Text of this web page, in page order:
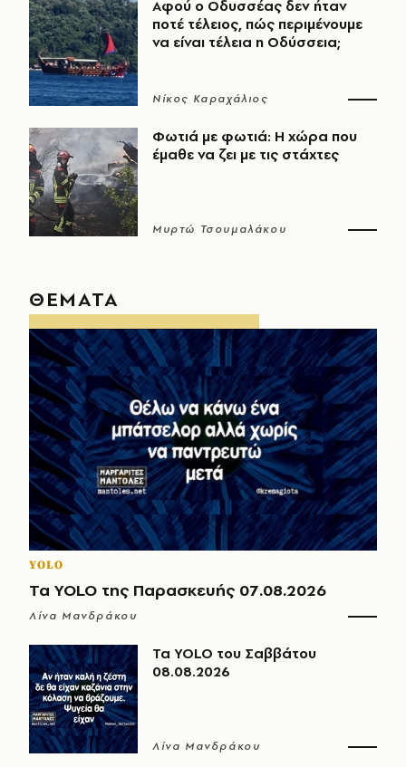
Αφού ο Οδυσσέας δεν ήταν
ποτέ τέλειος, πώς περιμένουμε
να είναι τέλεια η Οδύσσεια;
Νίκος Καραχάλιος
Φωτιά με φωτιά: Η χώρα που
έμαθε να ζει με τις στάχτες
Μυρτώ Τσουμαλάκου
ΘΕΜΑΤΑ
YOLO
Τα YOLO της Παρασκευής 07.08.2026
Λίνα Μανδράκου
Τα YOLO του Σαββάτου
08.08.2026
Λίνα Μανδράκου